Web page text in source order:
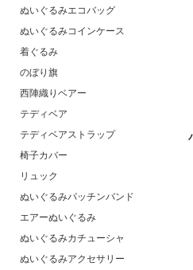
ぬいぐるみエコバッグ
ぬいぐるみコインケース
着ぐるみ
のぼり旗
西陣織りベアー
テディベア
テディベアストラップ
椅子カバー
リュック
ぬいぐるみパッチンバンド
エアーぬいぐるみ
ぬいぐるみカチューシャ
ぬいぐるみアクセサリー